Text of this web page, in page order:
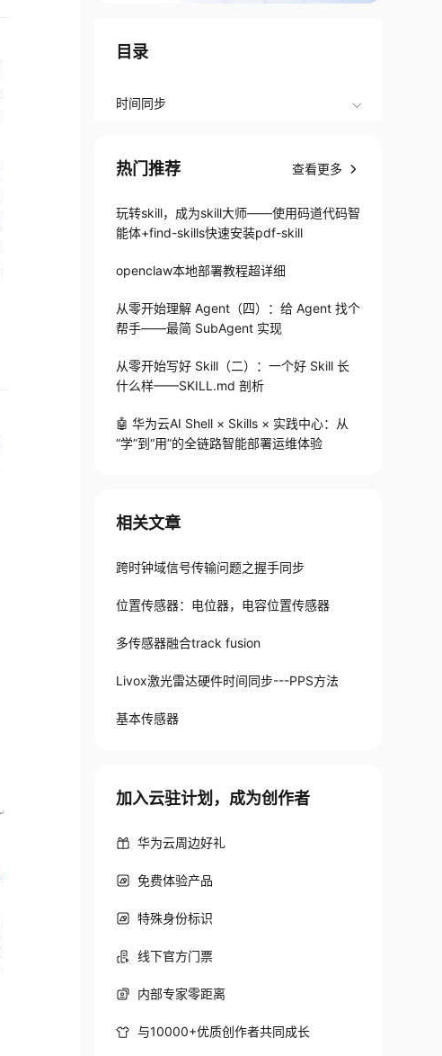
目录
时间同步
热门推荐 查看更多
玩转skill，成为skill大师——使用码道代码智
能体+find-skills快速安装pdf-skill
openclaw本地部署教程超详细
从零开始理解 Agent（四）：给 Agent 找个
帮手——最简 SubAgent 实现
从零开始写好 Skill（二）：一个好 Skill 长
什么样——SKILL.md 剖析
🤖 华为云AI Shell × Skills × 实践中心：从
“学”到“用”的全链路智能部署运维体验
相关文章
跨时钟域信号传输问题之握手同步
位置传感器：电位器，电容位置传感器
多传感器融合track fusion
Livox激光雷达硬件时间同步---PPS方法
基本传感器
加入云驻计划，成为创作者
华为云周边好礼
免费体验产品
特殊身份标识
线下官方门票
内部专家零距离
与10000+优质创作者共同成长